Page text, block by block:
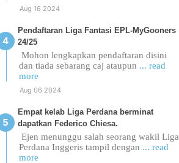
Aug 16 2024
Pendaftaran Liga Fantasi EPL-MyGooners
24/25
Mohon lengkapkan pendaftaran disini
dan tiada sebarang caj ataupun ... read
more
Aug 06 2024
Empat kelab Liga Perdana berminat
dapatkan Federico Chiesa.
Ejen menunggu salah seorang wakil Liga
Perdana Inggeris tampil dengan ... read
more